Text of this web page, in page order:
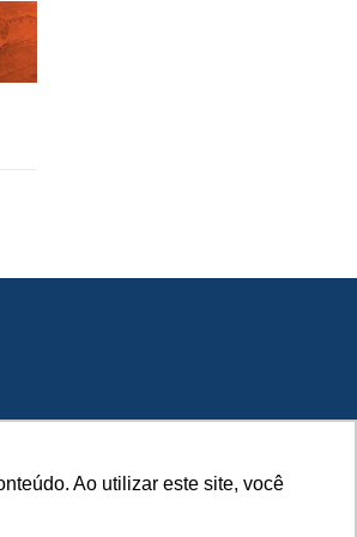
Ao utilizar este site, você
Ao utilizar este site, você
SE!